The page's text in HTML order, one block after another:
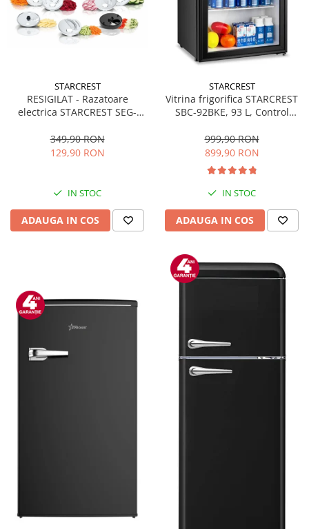
STARCREST
RESIGILAT - Razatoare
electrica STARCREST SEG-
taiere, Negru
349,90 RON
129,90 RON
IN STOC
ADAUGA IN COS
STARCREST
Vitrina frigorifica STARCREST
SBC-92BKE, 93 L, Control
83.2 cm, Negru
999,90 RON
899,90 RON
IN STOC
ADAUGA IN COS